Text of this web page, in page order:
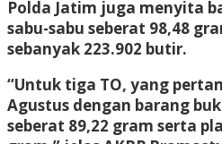
Polda Jatim juga menyita
sabu-sabu seberat 98,48
sebanyak 223.902 butir.
“Untuk tiga TO, yang
Agustus dengan barang
seberat 89,22 gram serta